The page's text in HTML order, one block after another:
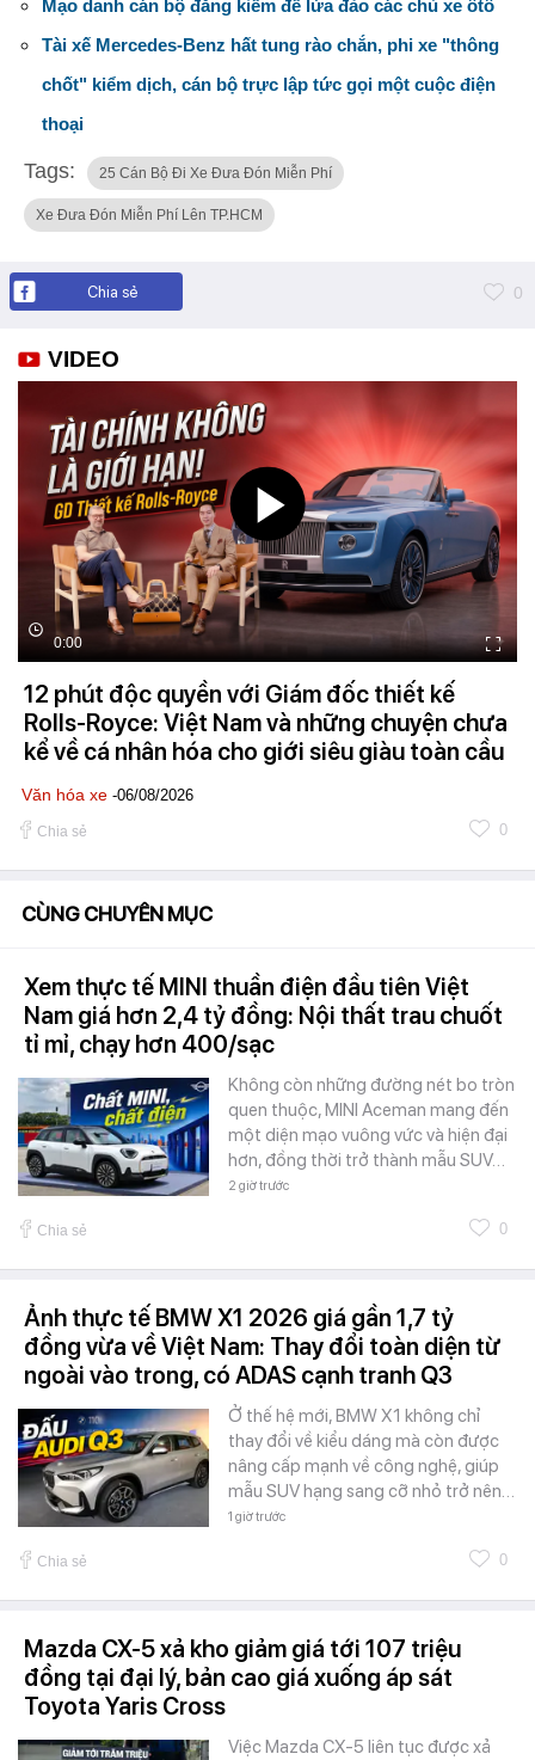
Mạo danh cán bộ đăng kiểm để lừa đảo các chủ xe ôtô
Tài xế Mercedes-Benz hất tung rào chắn, phi xe "thông
chốt" kiểm dịch, cán bộ trực lập tức gọi một cuộc điện
thoại
Tags: 25 Cán Bộ Đi Xe Đưa Đón Miễn Phí
Xe Đưa Đón Miễn Phí Lên TP.HCM
Chia sẻ 0
VIDEO
0:00
12 phút độc quyền với Giám đốc thiết kế
Rolls-Royce: Việt Nam và những chuyện chưa
kể về cá nhân hóa cho giới siêu giàu toàn cầu
Văn hóa xe -06/08/2026
Chia sẻ 0
CÙNG CHUYÊN MỤC
Xem thực tế MINI thuần điện đầu tiên Việt
Nam giá hơn 2,4 tỷ đồng: Nội thất trau chuốt
tỉ mỉ, chạy hơn 400/sạc
Không còn những đường nét bo tròn
quen thuộc, MINI Aceman mang đến
một diện mạo vuông vức và hiện đại
hơn, đồng thời trở thành mẫu SUV…
2 giờ trước
Chia sẻ 0
Ảnh thực tế BMW X1 2026 giá gần 1,7 tỷ
đồng vừa về Việt Nam: Thay đổi toàn diện từ
ngoài vào trong, có ADAS cạnh tranh Q3
Ở thế hệ mới, BMW X1 không chỉ
thay đổi về kiểu dáng mà còn được
nâng cấp mạnh về công nghệ, giúp
mẫu SUV hạng sang cỡ nhỏ trở nên…
1 giờ trước
Chia sẻ 0
Mazda CX-5 xả kho giảm giá tới 107 triệu
đồng tại đại lý, bản cao giá xuống áp sát
Toyota Yaris Cross
Việc Mazda CX-5 liên tục được xả